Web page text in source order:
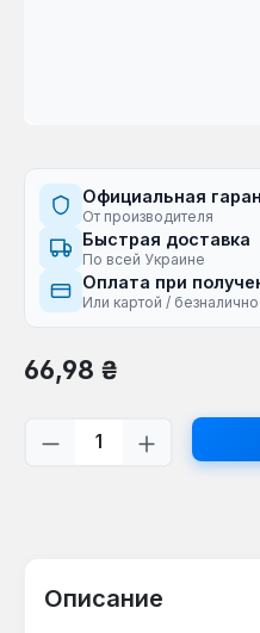
Официальная
От производителя
Быстрая доставка
По всей Украине
Оплата при
Или картой / безналично
Обычная цена:
66,98 ₴
Количество
Описание